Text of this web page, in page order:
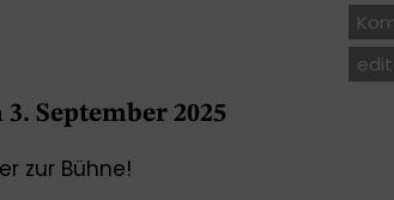
September 2025
zur Bühne!